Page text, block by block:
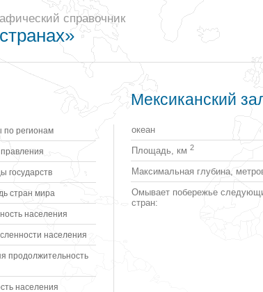
справочник
Мексиканский
океан
Площадь, км 2
Максимальная глубина,
Омывает побережье
стран:
по регионам
государств
стран мира
населения
населения
продолжительность
населения